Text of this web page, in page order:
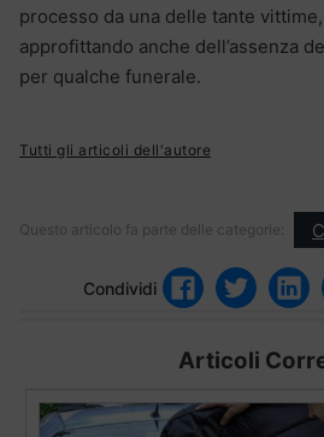
processo da una delle tante
approfittando anche dell’assenza
per qualche funerale.
Tutti gli articoli dell'autore
Questo articolo fa parte delle categorie:
Condividi
Articoli